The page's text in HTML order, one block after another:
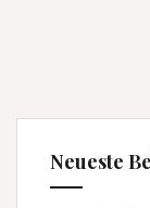
Neueste